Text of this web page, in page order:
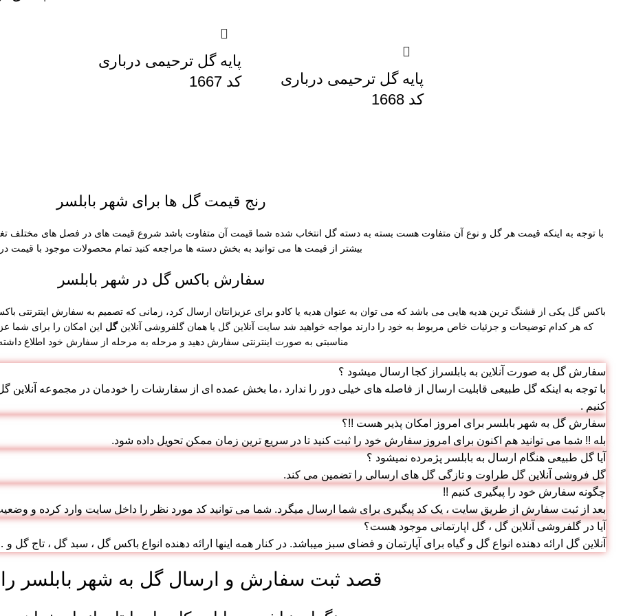
پایه گل ترحیمی درباری
کد 1668
پایه گل ترحیمی درباری
کد 1667
رنج قیمت گل ها برای شهر بابلسر
با توجه به اینکه قیمت هر گل و نوع آن متفاوت هست بسته به دسته گل انتخاب شده شما قیمت آن متفاوت باشد شروع قیمت های در فصل های مختلف
بیشتر از قیمت ها می توانید به بخش دسته ها مراجعه کنید تمام محصولات موجود با قیمت
سفارش باکس گل در شهر بابلسر
که هر کدام توضیحات و جزئیات خاص مربوط به خود را دارند مواجه خواهید شد سایت آنلاین گل یا همان گلفروشی آنلاینگل این امکان را برای شما
مناسبتی به صورت اینترنتی سفارش دهید و مرحله به مرحله از سفارش خود اطلاع داشته
سفارش گل به صورت آنلاین به بابلسراز کجا ارسال میشود ؟
با توجه به اینکه گل طبیعی قابلیت ارسال از فاصله های خیلی دور را ندارد ،ما بخش عمده ای از سفارشات را خودمان در مجموعه
کنیم .
سفارش گل به شهر بابلسر برای امروز امکان پذیر هست !!؟
بله !! شما می توانید هم اکنون برای امروز سفارش خود را ثبت کنید تا در سریع ترین زمان ممکن تحویل داده شود.
آیا گل طبیعی هنگام ارسال به بابلسر پژمرده نمیشود ؟
گل فروشی آنلاین گل طراوت و تازگی گل های ارسالی را تضمین می کند.
چگونه سفارش خود را پیگیری کنیم !!
بعد از ثبت سفارش از طریق سایت ، یک کد پیگیری برای شما ارسال میگرد. شما می توانید کد مورد نظر را داخل سایت وارد کرده و
آیا در گلفروشی آنلاین گل ، گل اپارتمانی موجود هست؟
آنلاین گل ارائه دهنده انواع گل و گیاه برای آپارتمان و فضای سبز میباشد. در کنار همه اینها ارائه دهنده انواع باکس گل ، سبد گل ، تاج گل
قصد ثبت سفارش و ارسال گل به شهر بابلسر را